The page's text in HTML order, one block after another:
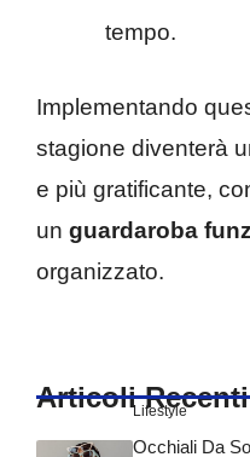
tempo.
Implementando
stagione diventerà
e più gratificante,
un guardaroba
organizzato.
Articoli Recenti
Lifestyle
Occhiali Da